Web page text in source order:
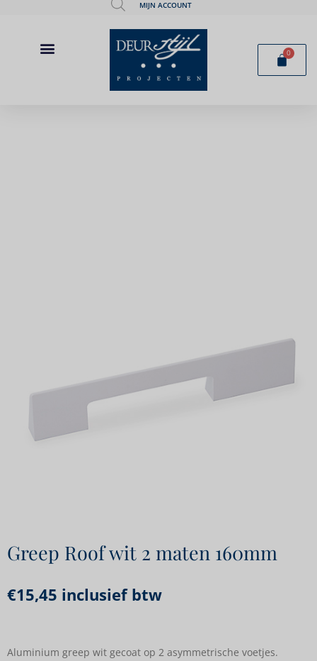
MIJN ACCOUNT
0
Greep Roof wit 2 maten 160mm
€15,45 inclusief btw
Aluminium greep wit gecoat op 2 asymmetrische voetjes.